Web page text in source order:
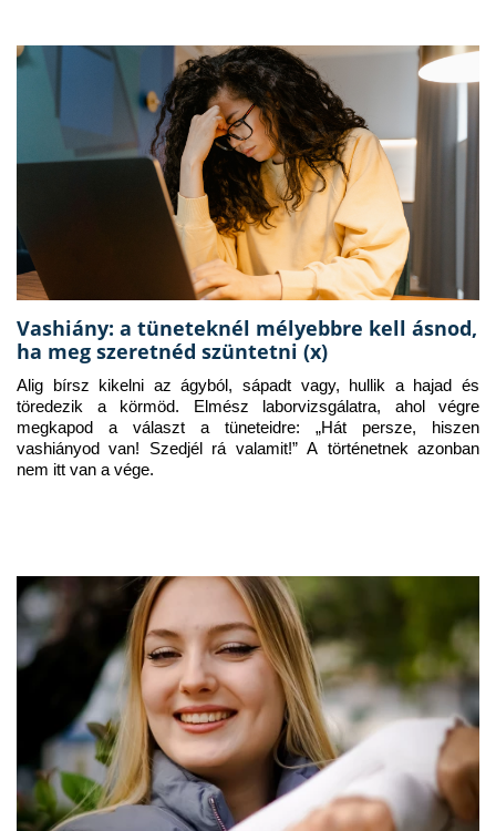
Vashiány: a tüneteknél mélyebbre kell ásnod,
ha meg szeretnéd szüntetni (x)
Alig bírsz kikelni az ágyból, sápadt vagy, hullik a hajad és
töredezik a körmöd. Elmész laborvizsgálatra, ahol végre
megkapod a választ a tüneteidre: „Hát persze, hiszen
vashiányod van! Szedjél rá valamit!” A történetnek azonban
nem itt van a vége.